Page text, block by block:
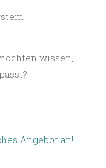
wissen,
Angebot an!